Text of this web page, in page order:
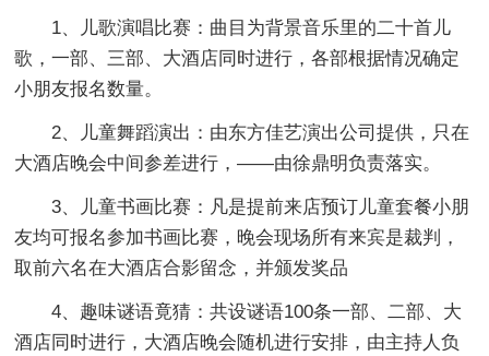
1、儿歌演唱比赛：曲目为背景音乐里的二十首儿
歌，一部、三部、大酒店同时进行，各部根据情况确定
小朋友报名数量。
2、儿童舞蹈演出：由东方佳艺演出公司提供，只在
大酒店晚会中间参差进行，——由徐鼎明负责落实。
3、儿童书画比赛：凡是提前来店预订儿童套餐小朋
友均可报名参加书画比赛，晚会现场所有来宾是裁判，
取前六名在大酒店合影留念，并颁发奖品
4、趣味谜语竟猜：共设谜语100条一部、二部、大
酒店同时进行，大酒店晚会随机进行安排，由主持人负